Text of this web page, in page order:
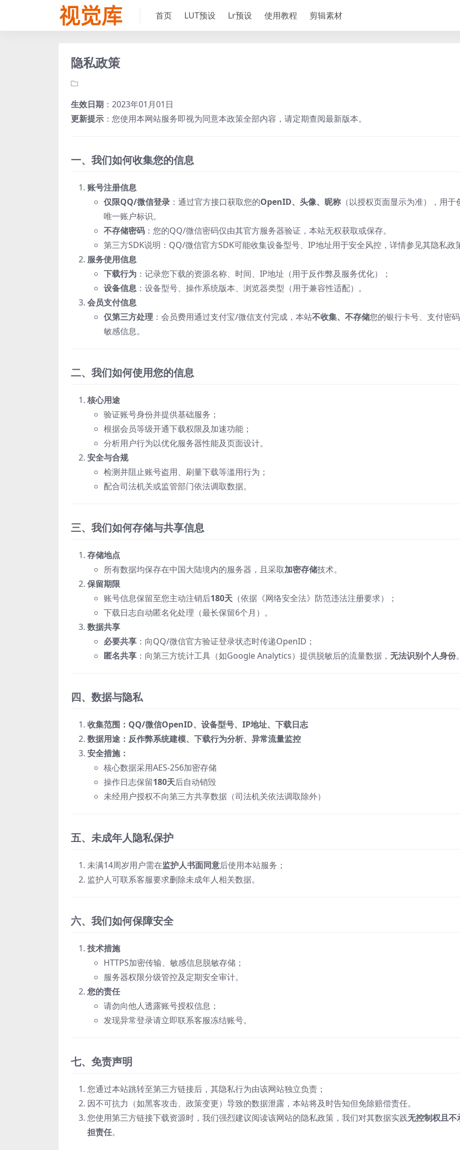
首页 LUT预设 Lr预设 使用教程 剪辑素材
隐私政策
生效日期 ‌：2023年01月01日
更新提示 ‌：您使用本网站服务即视为同意本政策全部内容，请定期查阅最新版本。
一、我们如何收集您的信息
账号注册信息
仅限QQ/微信登录 ‌：通过官方接口获取您的OpenID、头像、昵称 （以授权页面显示为准），用于
唯一账户标识。
不存储密码 ‌：您的QQ/微信密码仅由其官方服务器验证，本站无权获取或保存。
第三方SDK说明：QQ/微信官方SDK可能收集设备型号、IP地址用于安全风控，详情参见其隐私政
服务使用信息
下载行为 ‌：记录您下载的资源名称、时间、IP地址（用于反作弊及服务优化）；
设备信息 ‌：设备型号、操作系统版本、浏览器类型（用于兼容性适配）。
会员支付信息
仅第三方处理 ‌：会员费用通过支付宝/微信支付完成，本站不收集、不存储您的银行卡号、支付密
敏感信息。
二、我们如何使用您的信息
核心用途
验证账号身份并提供基础服务；
根据会员等级开通下载权限及加速功能；
分析用户行为以优化服务器性能及页面设计。
安全与合规
检测并阻止账号盗用、刷量下载等滥用行为；
配合司法机关或监管部门依法调取数据。
三、我们如何存储与共享信息
存储地点
所有数据均保存在中国大陆境内的服务器，且采取加密存储‌技术。
保留期限
账号信息保留至您主动注销后180天 ‌‌（依据《网络安全法》防范违法注册要求）；
下载日志自动匿名化处理（最长保留6个月）。
数据共享
必要共享 ‌：向QQ/微信官方验证登录状态时传递OpenID；
匿名共享 ‌：向第三方统计工具（如Google Analytics）提供脱敏后的流量数据，‌ 无法识别个人身份
四、数据与隐私
收集范围：QQ/微信OpenID、设备型号、IP地址、下载日志
数据用途：反作弊系统建模、下载行为分析、异常流量监控
安全措施：
核心数据采用AES-256加密存储
操作日志保留180天后自动销毁
未经用户授权不向第三方共享数据（司法机关依法调取除外）
五、未成年人隐私保护
未满14周岁用户需在监护人书面同意后使用本站服务；
监护人可联系客服要求删除未成年人相关数据。
六、我们如何保障安全
技术措施
HTTPS加密传输、敏感信息脱敏存储；
服务器权限分级管控及定期安全审计。
您的责任
请勿向他人透露账号授权信息；
发现异常登录请立即联系客服冻结账号。
七、免责声明
您通过本站跳转至第三方链接后，其隐私行为由该网站独立负责；
因不可抗力（如黑客攻击、政策变更）导致的数据泄露，本站将及时告知但免除赔偿责任。
您使用第三方链接下载资源时，我们强烈建议阅读该网站的隐私政策，我们对其数据实践无控制权且不
担责任‌。